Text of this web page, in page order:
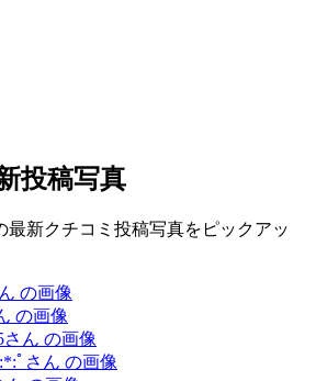
投稿写真
最新クチコミ投稿写真をピックアッ